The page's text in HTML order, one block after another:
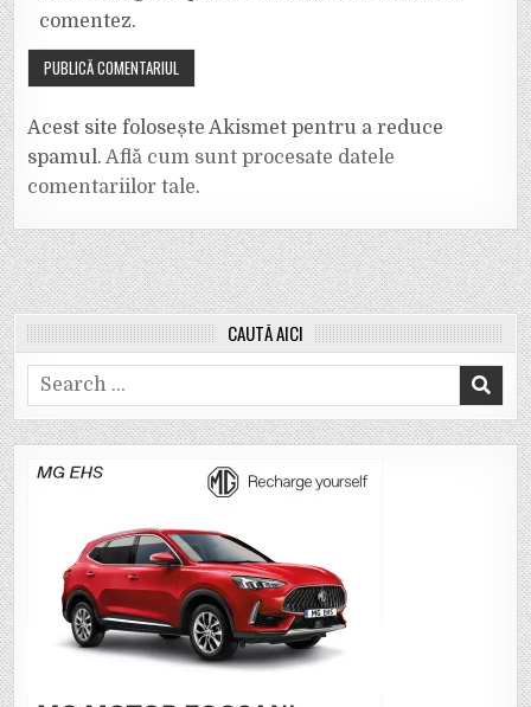
comentez.
Acest site folosește Akismet pentru a reduce
spamul. Află cum sunt procesate datele
comentariilor tale.
CAUTĂ AICI
Search
for: